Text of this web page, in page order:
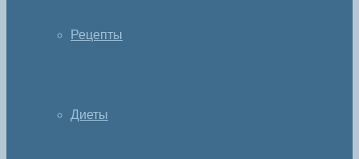
Рецепты
Диеты